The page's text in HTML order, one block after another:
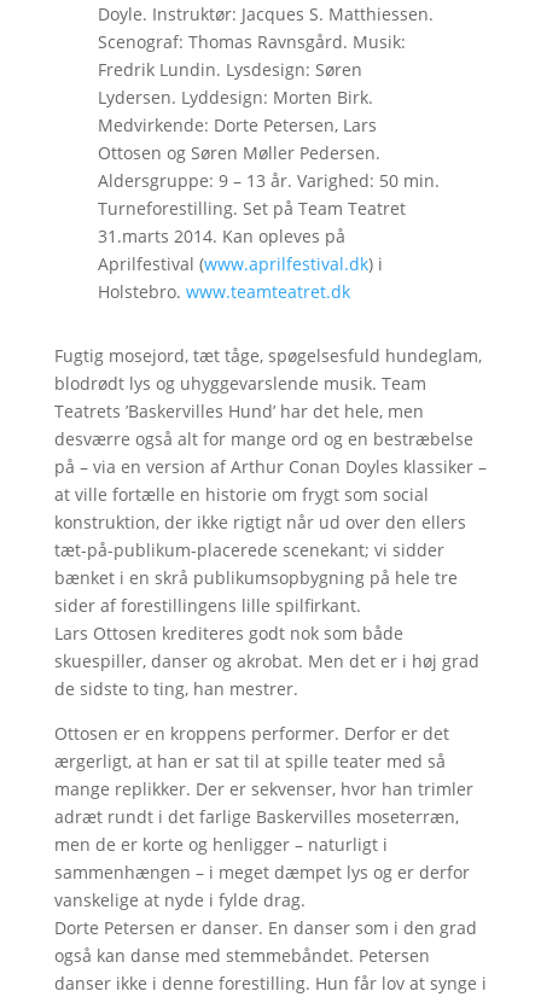
Doyle. Instruktør: Jacques S. Matthiessen.
Scenograf: Thomas Ravnsgård. Musik:
Fredrik Lundin. Lysdesign: Søren
Lydersen. Lyddesign: Morten Birk.
Medvirkende: Dorte Petersen, Lars
Ottosen og Søren Møller Pedersen.
Aldersgruppe: 9 – 13 år. Varighed: 50 min.
Turneforestilling. Set på Team Teatret
31.marts 2014. Kan opleves på
Aprilfestival (www.aprilfestival.dk) i
Holstebro. www.teamteatret.dk
Fugtig mosejord, tæt tåge, spøgelsesfuld hundeglam,
blodrødt lys og uhyggevarslende musik. Team
Teatrets ’Baskervilles Hund’ har det hele, men
desværre også alt for mange ord og en bestræbelse
på – via en version af Arthur Conan Doyles klassiker –
at ville fortælle en historie om frygt som social
konstruktion, der ikke rigtigt når ud over den ellers
tæt-på-publikum-placerede scenekant; vi sidder
bænket i en skrå publikumsopbygning på hele tre
sider af forestillingens lille spilfirkant.
Lars Ottosen krediteres godt nok som både
skuespiller, danser og akrobat. Men det er i høj grad
de sidste to ting, han mestrer.
Ottosen er en kroppens performer. Derfor er det
ærgerligt, at han er sat til at spille teater med så
mange replikker. Der er sekvenser, hvor han trimler
adræt rundt i det farlige Baskervilles moseterræn,
men de er korte og henligger – naturligt i
sammenhængen – i meget dæmpet lys og er derfor
vanskelige at nyde i fylde drag.
Dorte Petersen er danser. En danser som i den grad
også kan danse med stemmebåndet. Petersen
danser ikke i denne forestilling. Hun får lov at synge i